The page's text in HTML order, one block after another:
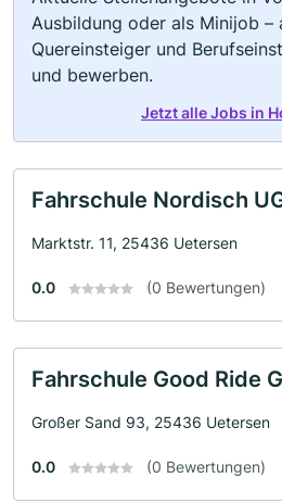
Ausbildung oder als Minijob –
Quereinsteiger und
und bewerben.
Jetzt alle Jobs in
Fahrschule Nordisch
Marktstr. 11, 25436 Uetersen
0.0 (0 Bewertungen)
Fahrschule Good Ride
Großer Sand 93, 25436 Uetersen
0.0 (0 Bewertungen)